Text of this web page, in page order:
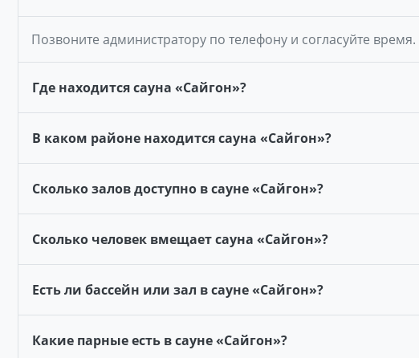
Позвоните администратору по телефону и согласуйте время.
Где находится сауна «Сайгон»?
В каком районе находится сауна «Сайгон»?
Сколько залов доступно в сауне «Сайгон»?
Сколько человек вмещает сауна «Сайгон»?
Есть ли бассейн или зал в сауне «Сайгон»?
Какие парные есть в сауне «Сайгон»?